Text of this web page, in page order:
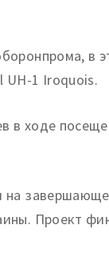
в
UH-1 Iroquois.
в ходе
на
Проект